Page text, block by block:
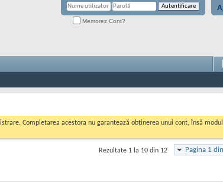
Memorez Cont?
Completarea acestora nu garantează obținerea unui cont, însă
Pagina 1
Rezultate 1 la 10 din 12